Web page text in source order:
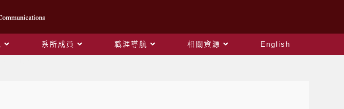
系所成員 職涯導航 相關資源
English